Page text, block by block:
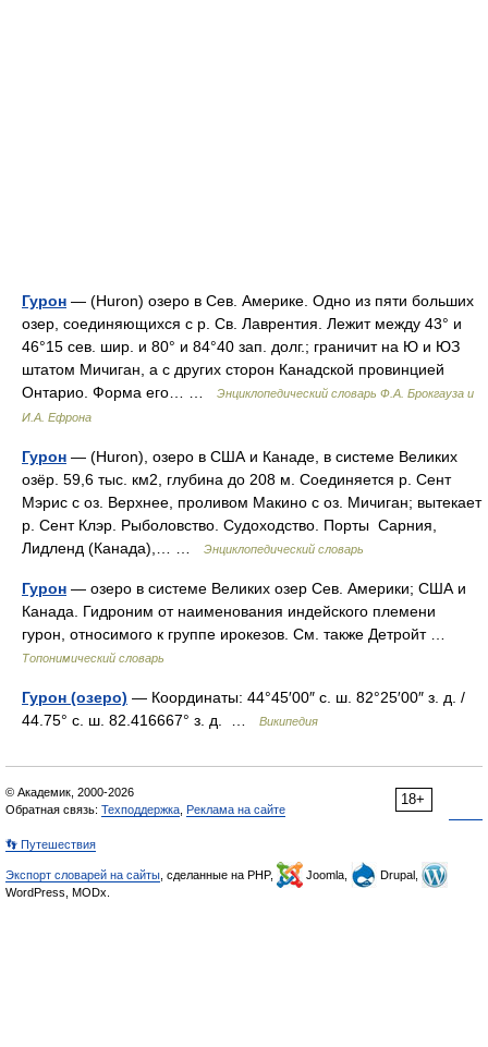
Гурон — (Huron) озеро в Сев. Америке. Одно из пяти больших
озер, соединяющихся с р. Св. Лаврентия. Лежит между 43° и
46°15 сев. шир. и 80° и 84°40 зап. долг.; граничит на Ю и ЮЗ
штатом Мичиган, а с других сторон Канадской провинцией
Онтарио. Форма его… …
Энциклопедический словарь Ф.А. Брокгауза и
И.А. Ефрона
Гурон — (Huron), озеро в США и Канаде, в системе Великих
озёр. 59,6 тыс. км2, глубина до 208 м. Соединяется р. Сент
Мэрис с оз. Верхнее, проливом Макино с оз. Мичиган; вытекает
р. Сент Клэр. Рыболовство. Судоходство. Порты Сарния,
Лидленд (Канада),… …
Энциклопедический словарь
Гурон — озеро в системе Великих озер Сев. Америки; США и
Канада. Гидроним от наименования индейского племени
гурон, относимого к группе ирокезов. См. также Детройт …
Топонимический словарь
Гурон (озеро) — Координаты: 44°45′00″ с. ш. 82°25′00″ з. д. /
44.75° с. ш. 82.416667° з. д. …
Википедия
18+
© Академик, 2000-2026
Обратная связь: Техподдержка Реклама на сайте
👣 Путешествия
Экспорт словарей на сайты , сделанные на PHP, Joomla,
Drupal,
WordPress, MODx.